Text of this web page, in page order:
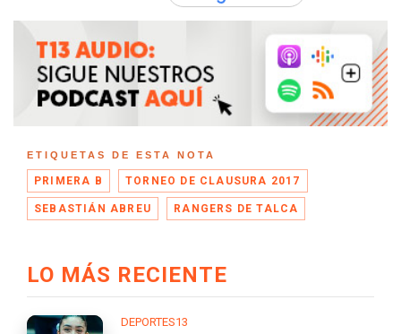
ETIQUETAS DE ESTA NOTA
PRIMERA B TORNEO DE CLAUSURA 2017
SEBASTIÁN ABREU RANGERS DE TALCA
LO MÁS RECIENTE
DEPORTES13